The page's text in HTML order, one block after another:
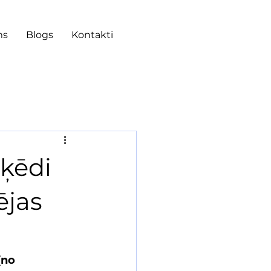
Blogs Kontakti